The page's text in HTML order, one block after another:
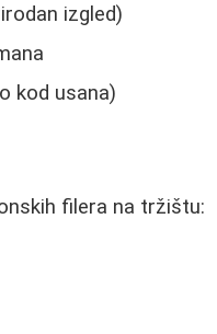
izgled)
kod usana)
filera na tržištu: